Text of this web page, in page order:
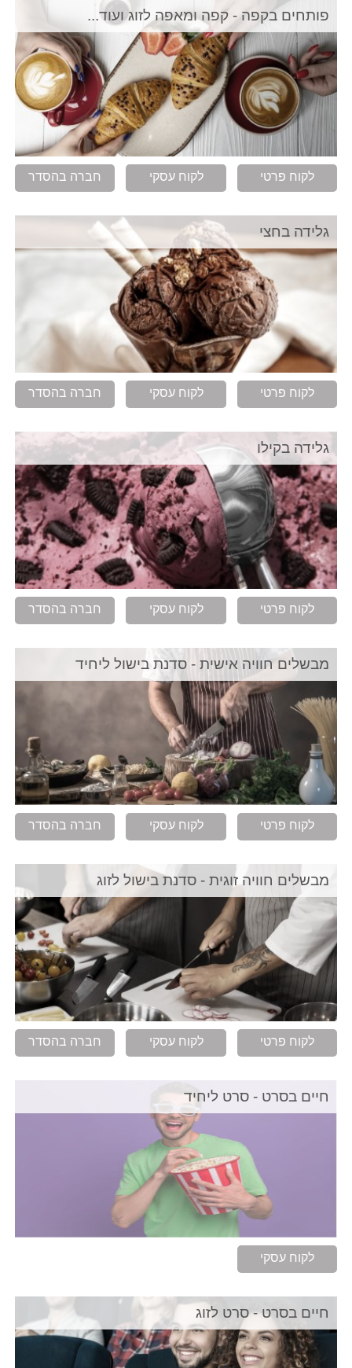
פותחים בקפה - קפה ומאפה לזוג ועוד...
לקוח פרטי לקוח עסקי חברה בהסדר
גלידה בחצי
לקוח פרטי לקוח עסקי חברה בהסדר
גלידה בקילו
לקוח פרטי לקוח עסקי חברה בהסדר
מבשלים חוויה אישית - סדנת בישול ליחיד
לקוח פרטי לקוח עסקי חברה בהסדר
מבשלים חוויה זוגית - סדנת בישול לזוג
לקוח פרטי לקוח עסקי חברה בהסדר
חיים בסרט - סרט ליחיד
לקוח עסקי
חיים בסרט - סרט לזוג